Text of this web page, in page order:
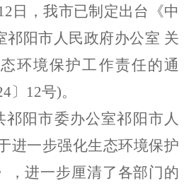
日，我市已制定出台《中
祁阳市人民政府办公室 关
环境保护工作责任的通
〕 12号)。
祁阳市委办公室祁阳市人
进一步强化生态环境保护
，进一步厘清了各部门的